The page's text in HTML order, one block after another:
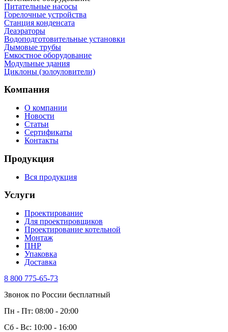
Питательные насосы
Горелочные устройства
Станция конденсата
Деаэраторы
Водоподготовительные установки
Дымовые трубы
Емкостное оборудование
Mодульные здания
Циклоны (золоуловители)
Компания
О компании
Новости
Статьи
Сертификаты
Контакты
Продукция
Вся продукция
Услуги
Проектирование
Для проектировщиков
Проектирование котельной
Монтаж
ПНР
Упаковка
Доставка
8 800 775-65-73
Звонок по России бесплатный
Пн - Пт: 08:00 - 20:00
Сб - Вс: 10:00 - 16:00